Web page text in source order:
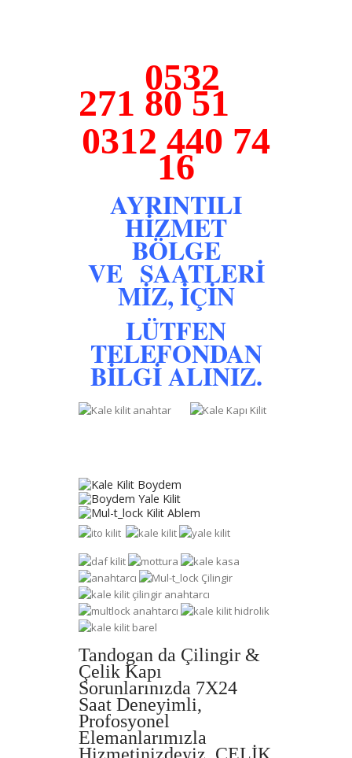
0532
271 80 51
0312 440 74
16
AYRINTILI
HİZMET
BÖLGE
VE SAATLERİ
MİZ, İÇİN
LÜTFEN
TELEFONDAN
BİLGİ ALINIZ.
Tandogan da Çilingir &
Çelik Kapı
Sorunlarınızda 7X24
Saat Deneyimli,
Profosyonel
Elemanlarımızla
Hizmetinizdeyiz. ÇELİK